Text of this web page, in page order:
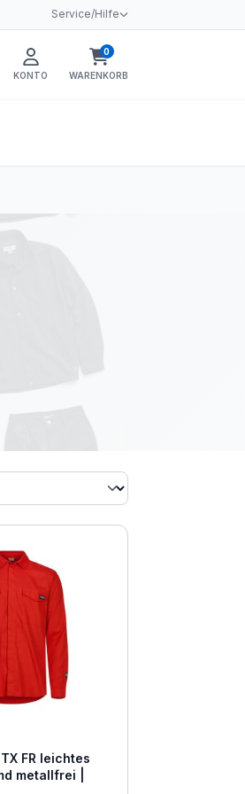
Service/Hilfe
KONTO
0
WARENKORB
Warenkorb enthält
FR leichtes
metallfrei |